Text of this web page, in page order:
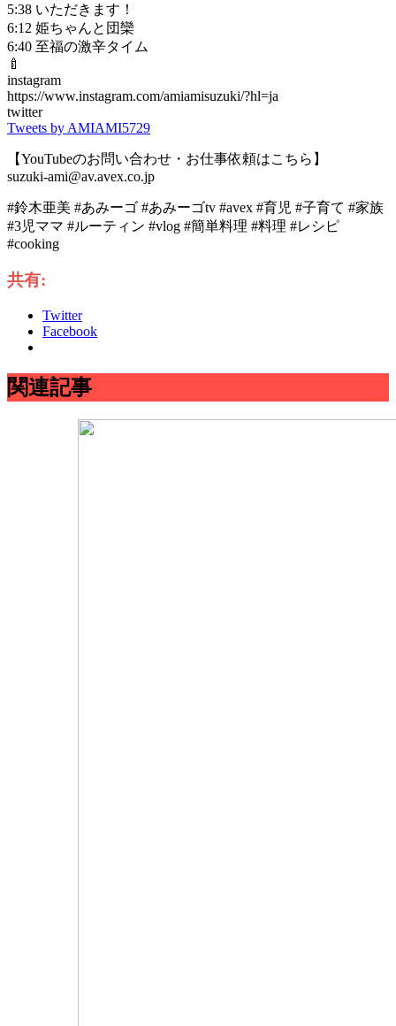
5:38 いただきます！
6:12 姫ちゃんと団欒
6:40 至福の激辛タイム
🍼
instagram
https://www.instagram.com/amiamisuzuki/?hl=ja
twitter
Tweets by AMIAMI5729
【YouTubeのお問い合わせ・お仕事依頼はこちら】
suzuki-ami@av.avex.co.jp
#鈴木亜美 #あみーゴ #あみーゴtv #avex #育児 #子育て #家族
#3児ママ #ルーティン #vlog #簡単料理 #料理 #レシピ
#cooking
共有:
Twitter
Facebook
関連記事